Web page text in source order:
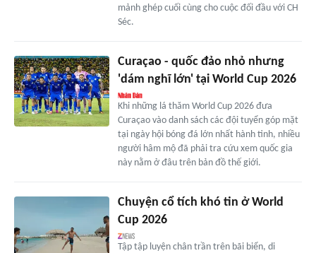
mảnh ghép cuối cùng cho cuộc đối đầu với CH
Séc.
Curaçao - quốc đảo nhỏ nhưng
'dám nghĩ lớn' tại World Cup 2026
Khi những lá thăm World Cup 2026 đưa
Curaçao vào danh sách các đội tuyển góp mặt
tại ngày hội bóng đá lớn nhất hành tinh, nhiều
người hâm mộ đã phải tra cứu xem quốc gia
này nằm ở đâu trên bản đồ thế giới.
Chuyện cổ tích khó tin ở World
Cup 2026
Tập tập luyện chân trần trên bãi biển, di